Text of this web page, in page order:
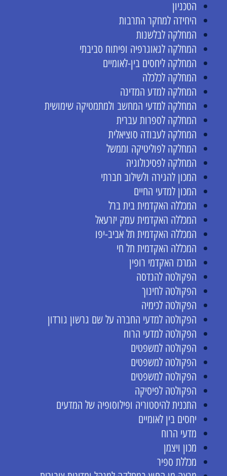
הטכניון
היחידה למחקר התרבות
המחלקה לבלשנות
המחלקה לגאוגרפיה ופיתוח סביבתי
המחלקה ליחסים בין-לאומיים
המחלקה לכלכלה
המחלקה למדע המדינה
המחלקה למדעי המחשב ולמתמטיקה שימושית
המחלקה לספרות עברית
המחלקה לעבודה סוציאלית
המחלקה לפוליטיקה וממשל
המחלקה לפסיכולוגיה
המכון להגירה ולשילוב חברתי
המכון למדעי החיים
המכללה האקדמית בית ברל
המכללה האקדמית עמק יזרעאל
המכללה האקדמית תל אביב-יפו
המכללה האקדמית תל חי
המרכז האקדמי רופין
הפקולטה להנדסה
הפקולטה לחינוך
הפקולטה לכימיה
הפקולטה למדעי החברה על שם גרשון גורדון
הפקולטה למדעי הרוח
הפקולטה למשפטים
הפקולטה למשפטים
הפקולטה למשפטים
הפקולטה לפיסיקה
התכנית להיסטוריה ופילוסופיה של המדעים
יחסים בין לאומיים
מדעי הרוח
מכון ויצמן
מכללת ספיר